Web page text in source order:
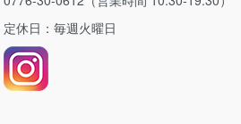
定休日：毎週火曜日